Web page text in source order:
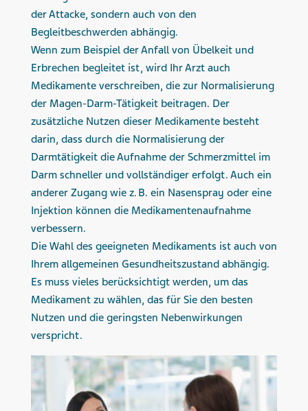
der Attacke, sondern auch von den
Begleitbeschwerden abhängig.
Wenn zum Beispiel der Anfall von Übelkeit und
Erbrechen begleitet ist, wird Ihr Arzt auch
Medikamente verschreiben, die zur Normalisierung
der Magen-Darm-Tätigkeit beitragen. Der
zusätzliche Nutzen dieser Medikamente besteht
darin, dass durch die Normalisierung der
Darmtätigkeit die Aufnahme der Schmerzmittel im
Darm schneller und vollständiger erfolgt. Auch ein
anderer Zugang wie z. B. ein Nasenspray oder eine
Injektion können die Medikamentenaufnahme
verbessern.
Die Wahl des geeigneten Medikaments ist auch von
Ihrem allgemeinen Gesundheitszustand abhängig.
Es muss vieles berücksichtigt werden, um das
Medikament zu wählen, das für Sie den besten
Nutzen und die geringsten Nebenwirkungen
verspricht.